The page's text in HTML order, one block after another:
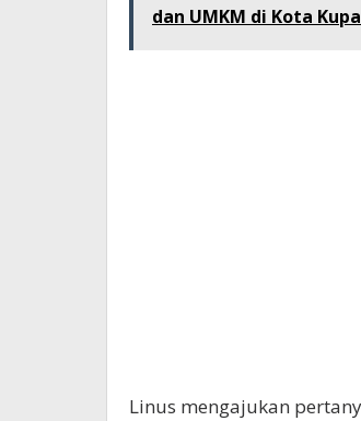
dan UMKM di Kota
Linus mengajukan